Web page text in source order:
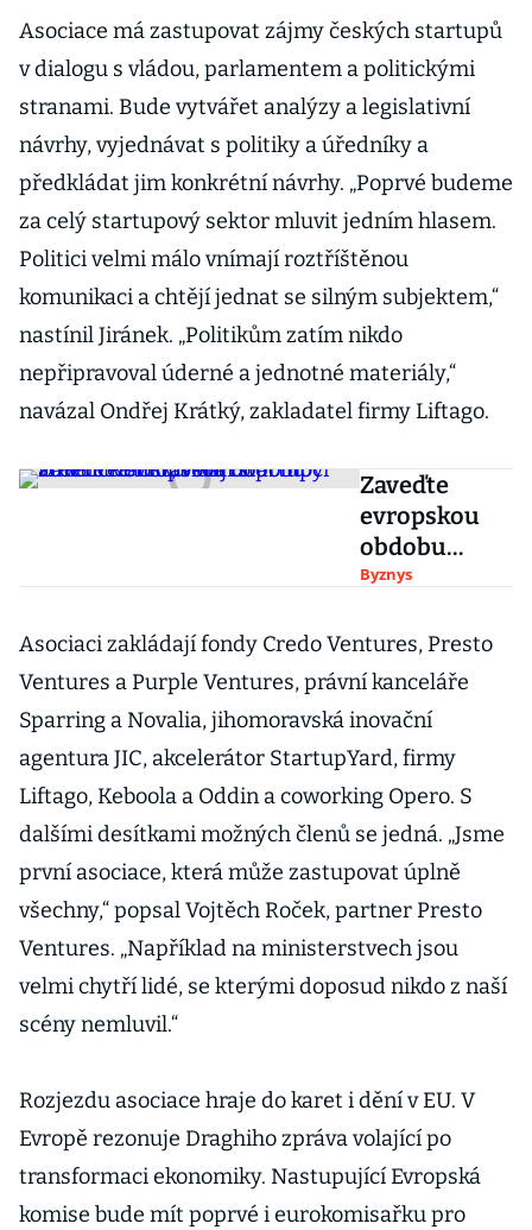
Asociace má zastupovat zájmy českých startupů
v dialogu s vládou, parlamentem a politickými
stranami. Bude vytvářet analýzy a legislativní
návrhy, vyjednávat s politiky a úředníky a
předkládat jim konkrétní návrhy. „Poprvé budeme
za celý startupový sektor mluvit jedním hlasem.
Politici velmi málo vnímají roztříštěnou
komunikaci a chtějí jednat se silným subjektem,“
nastínil Jiránek. „Politikům zatím nikdo
nepřipravoval úderné a jednotné materiály,“
navázal Ondřej Krátký, zakladatel firmy Liftago.
Zaveďte
evropskou
obdobu
americké
startupy
včetně
to pomoci
zmírnit
zaostávání
EU
Byznys
Asociaci zakládají fondy Credo Ventures, Presto
Ventures a Purple Ventures, právní kanceláře
Sparring a Novalia, jihomoravská inovační
agentura JIC, akcelerátor StartupYard, firmy
Liftago, Keboola a Oddin a coworking Opero. S
dalšími desítkami možných členů se jedná. „Jsme
první asociace, která může zastupovat úplně
všechny,“ popsal Vojtěch Roček, partner Presto
Ventures. „Například na ministerstvech jsou
velmi chytří lidé, se kterými doposud nikdo z naší
scény nemluvil.“
Rozjezdu asociace hraje do karet i dění v EU. V
Evropě rezonuje Draghiho zpráva volající po
transformaci ekonomiky. Nastupující Evropská
komise bude mít poprvé i eurokomisařku pro